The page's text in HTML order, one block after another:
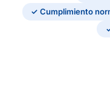
✓ Cumplimiento